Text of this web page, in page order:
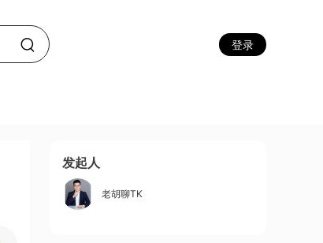
登录
发起人
老胡聊TK